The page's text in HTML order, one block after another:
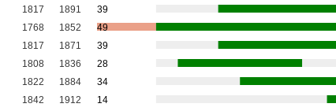
1817 1891
39
1768 1852
49
1817 1871
39
1808 1836
28
1822 1884
34
1842 1912
14